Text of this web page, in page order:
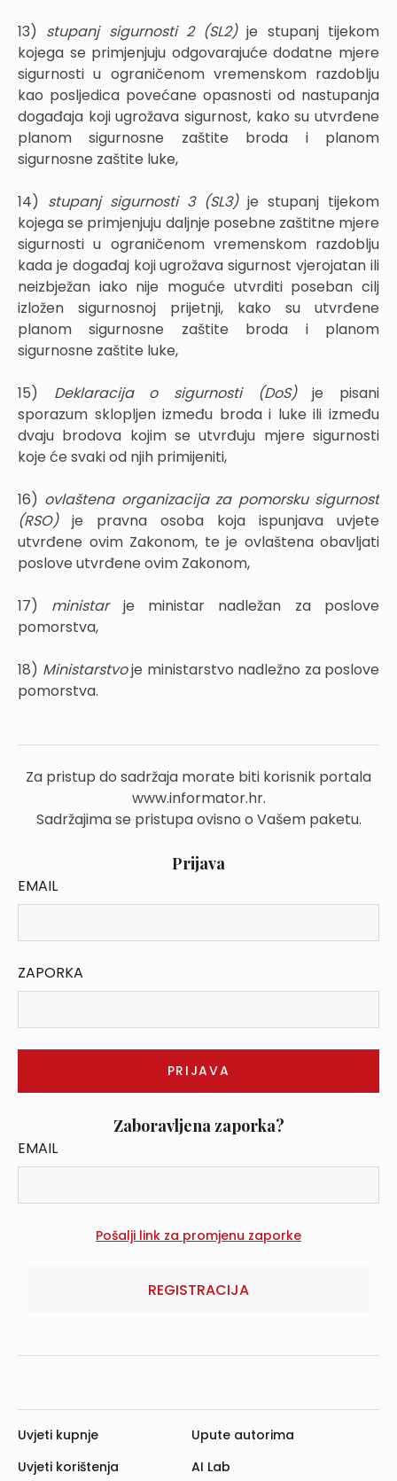
13) stupanj sigurnosti 2 (SL2)je stupanj tijekom
kojega se primjenjuju odgovarajuće dodatne mjere
sigurnosti u ograničenom vremenskom razdoblju
kao posljedica povećane opasnosti od nastupanja
događaja koji ugrožava sigurnost, kako su utvrđene
planom sigurnosne zaštite broda i planom
sigurnosne zaštite luke,
14) stupanj sigurnosti 3 (SL3)je stupanj tijekom
kojega se primjenjuju daljnje posebne zaštitne mjere
sigurnosti u ograničenom vremenskom razdoblju
kada je događaj koji ugrožava sigurnost vjerojatan ili
neizbježan iako nije moguće utvrditi poseban cilj
izložen sigurnosnoj prijetnji, kako su utvrđene
planom sigurnosne zaštite broda i planom
sigurnosne zaštite luke,
15) Deklaracija o sigurnosti (DoS)je pisani
sporazum sklopljen između broda i luke ili između
dvaju brodova kojim se utvrđuju mjere sigurnosti
koje će svaki od njih primijeniti,
16) ovlaštena organizacija za pomorsku sigurnost
(RSO) je pravna osoba koja ispunjava uvjete
utvrđene ovim Zakonom, te je ovlaštena obavljati
poslove utvrđene ovim Zakonom,
17) ministar je ministar nadležan za poslove
pomorstva,
18) Ministarstvoje ministarstvo nadležno za poslove
pomorstva.
Za pristup do sadržaja morate biti korisnik portala
www.informator.hr.
Sadržajima se pristupa ovisno o Vašem paketu.
Prijava
EMAIL
ZAPORKA
Zaboravljena zaporka?
EMAIL
REGISTRACIJA
Uvjeti kupnje
Uvjeti korištenja
Upute autorima
AI Lab